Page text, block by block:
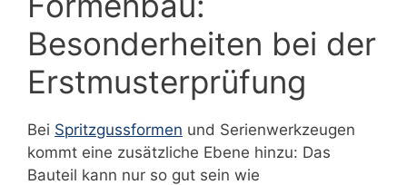
Besonderheiten bei der
Erstmusterprüfung
Bei Spritzgussformen und Serienwerkzeugen
kommt eine zusätzliche Ebene hinzu: Das
Bauteil kann nur so gut sein wie